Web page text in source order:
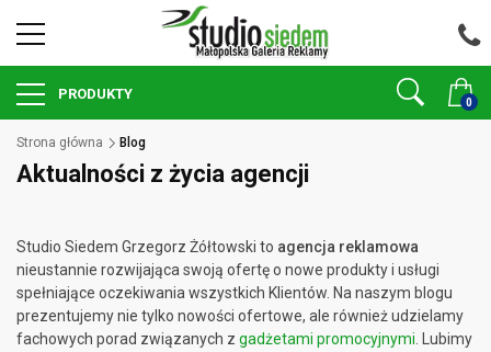
0
PRODUKTY
Strona główna Blog
Aktualności z życia agencji
Studio Siedem Grzegorz Żółtowski to agencja reklamowa
nieustannie rozwijająca swoją ofertę o nowe produkty i usługi
spełniające oczekiwania wszystkich Klientów. Na naszym blogu
prezentujemy nie tylko nowości ofertowe, ale również udzielamy
fachowych porad związanych z gadżetami promocyjnymi . Lubimy